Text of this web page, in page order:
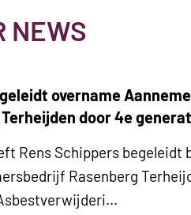
NEWS
overname
door 4e
Rens Schippers begeleidt
Rasenberg